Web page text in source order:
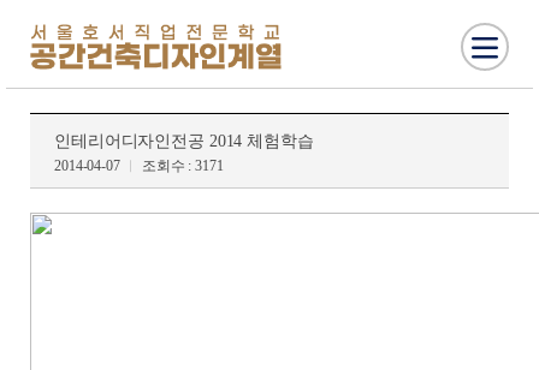
인테리어디자인전공 2014 체험학습
2014-04-07 조회수 : 3171